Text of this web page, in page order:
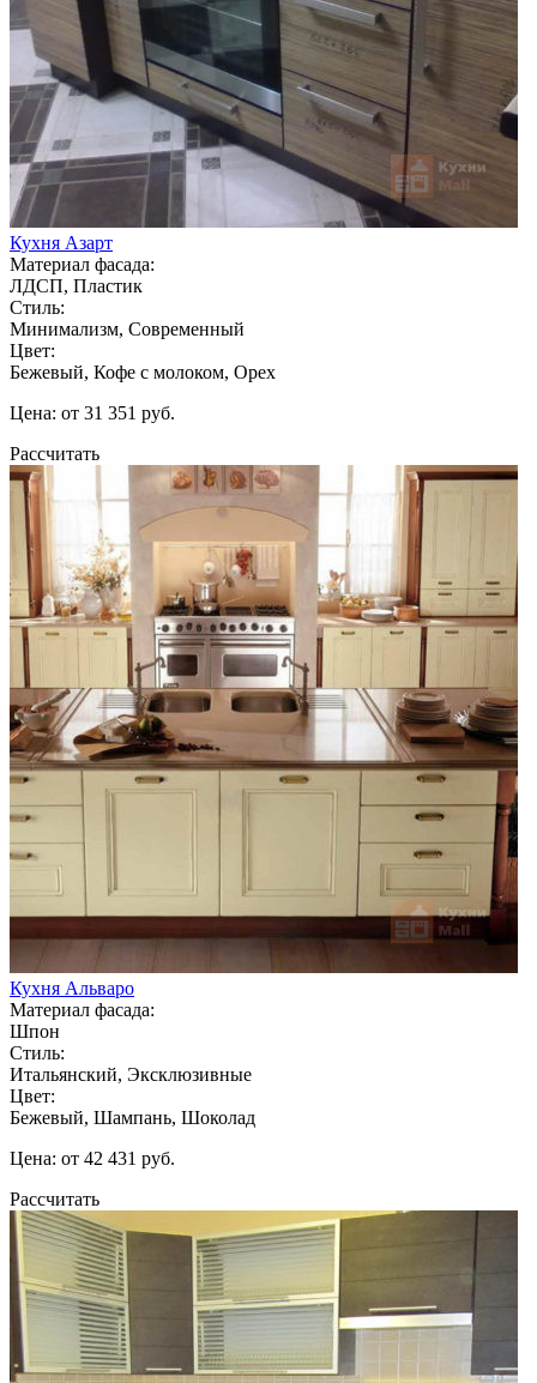
Кухня Азарт
Материал фасада:
ЛДСП, Пластик
Стиль:
Минимализм, Современный
Цвет:
Бежевый, Кофе с молоком, Орех
Цена: от 31 351 руб.
Рассчитать
Кухня Альваро
Материал фасада:
Шпон
Стиль:
Итальянский, Эксклюзивные
Цвет:
Бежевый, Шампань, Шоколад
Цена: от 42 431 руб.
Рассчитать